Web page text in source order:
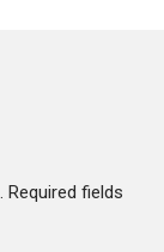
Required fields